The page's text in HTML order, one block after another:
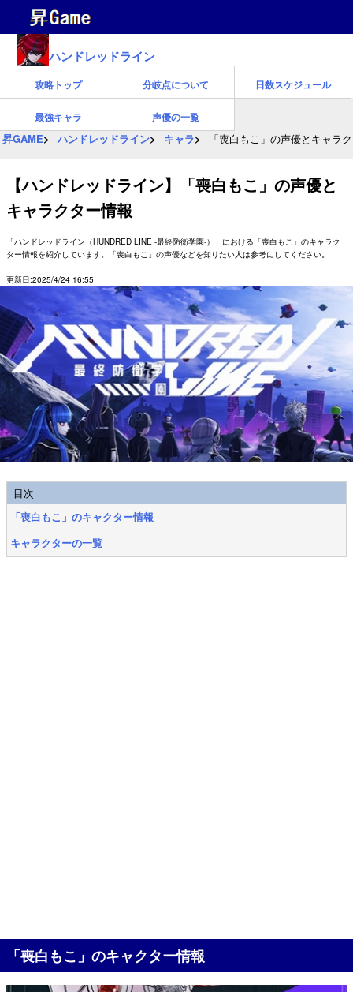
ハンドレッドライン
攻略トップ 分岐点について 日数スケジュール
最強キャラ 声優の一覧
昇GAME ハンドレッドライン キャラ 「喪白もこ」の声優とキャラ
【ハンドレッドライン】「喪白もこ」の声優と
キャラクター情報
「ハンドレッドライン（HUNDRED LINE -最終防衛学園-）」における「喪白もこ」のキャラク
ター情報を紹介しています。「喪白もこ」の声優などを知りたい人は参考にしてください。
更新日:2025/4/24 16:55
目次
「喪白もこ」のキャクター情報
キャラクターの一覧
「喪白もこ」のキャクター情報